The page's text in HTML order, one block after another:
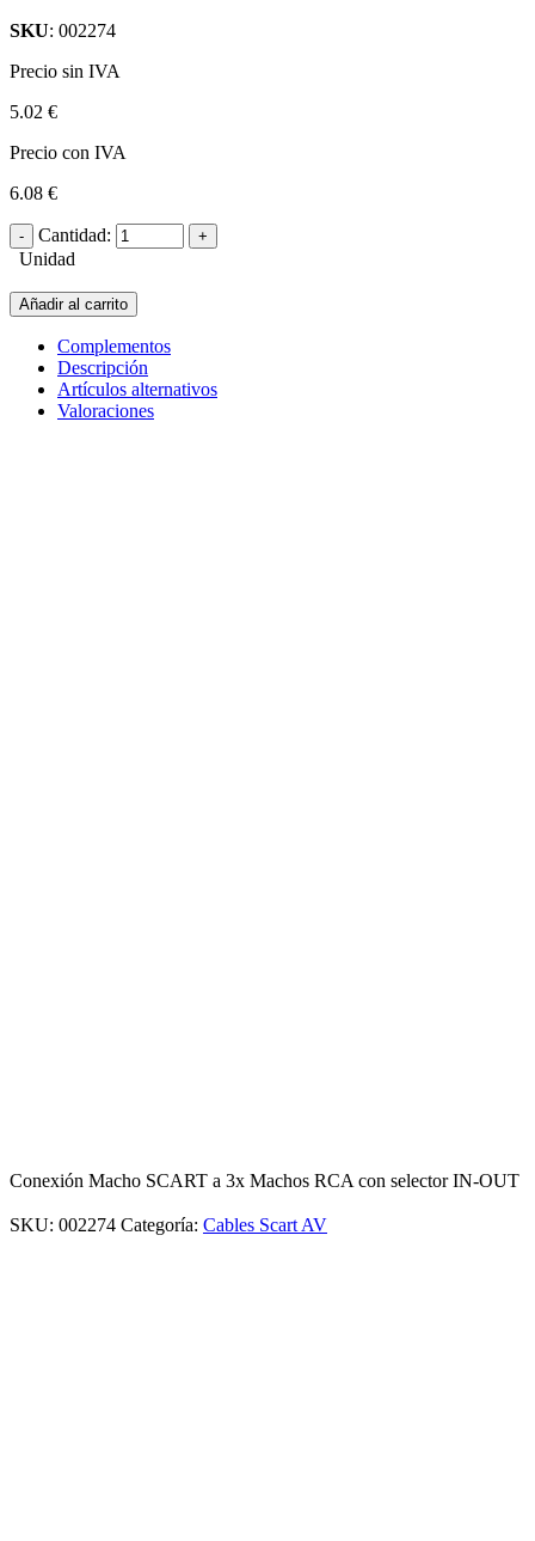
SKU: 002274
Precio sin IVA
5.02 €
Precio con IVA
6.08 €
Cantidad:
Unidad
Añadir al carrito
Complementos
Descripción
Artículos alternativos
Valoraciones
Conexión Macho SCART a 3x Machos RCA con selector IN-OUT
SKU: 002274 Categoría: Cables Scart AV